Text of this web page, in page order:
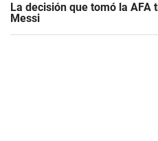
La decisión que tomó la AFA
Messi